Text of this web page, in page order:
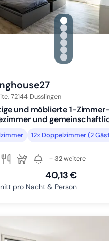
Zu Slide 1
Zu Slide 2
Zu Slide 3
Zu Slide 4
Zu Slide 5
Zu Slide 6
72144 Dusslingen
und möblierte 1-
und
12× Doppelzimmer (2
+ 32 weitere
40,13 €
pro Nacht & Person